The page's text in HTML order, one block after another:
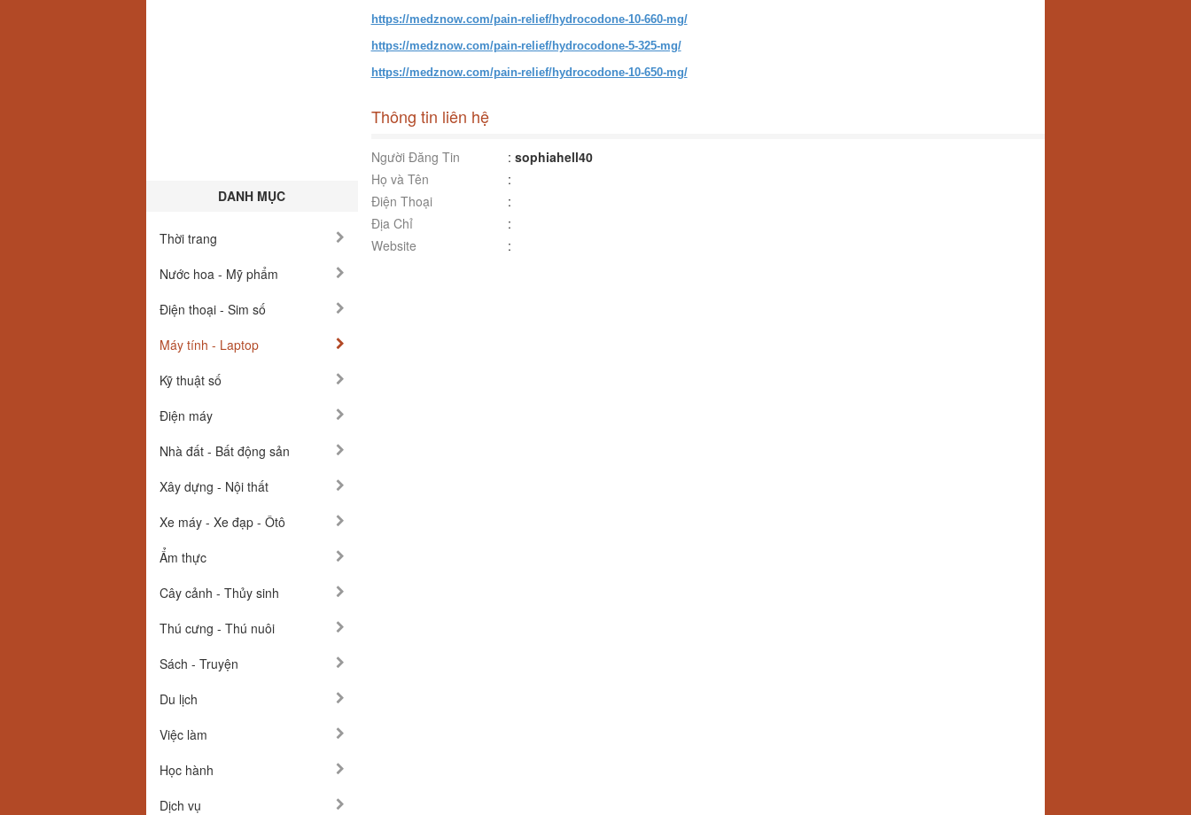
DANH MỤC
Thời trang
Nước hoa - Mỹ phẩm
Điện thoại - Sim số
Máy tính - Laptop
Kỹ thuật số
Điện máy
Nhà đất - Bất động sản
Xây dựng - Nội thất
Xe máy - Xe đạp - Ôtô
Ẩm thực
Cây cảnh - Thủy sinh
Thú cưng - Thú nuôi
Sách - Truyện
Du lịch
Việc làm
Học hành
Dịch vụ
https://medznow.com/pain-relief/hydrocodone-10-660-mg/
https://medznow.com/pain-relief/hydrocodone-5-325-mg/
https://medznow.com/pain-relief/hydrocodone-10-650-mg/
Thông tin liên hệ
Người Đăng Tin : sophiahell40
Họ và Tên
:
Điện Thoại
:
Địa Chỉ
:
Website
: